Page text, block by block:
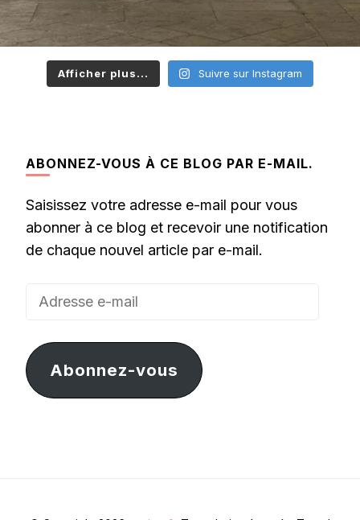
Afficher plus... Suivre sur Instagram
ABONNEZ-VOUS À CE BLOG PAR E-MAIL.
Saisissez votre adresse e-mail pour vous
abonner à ce blog et recevoir une notification
de chaque nouvel article par e-mail.
Adresse
mail
Abonnez-vous